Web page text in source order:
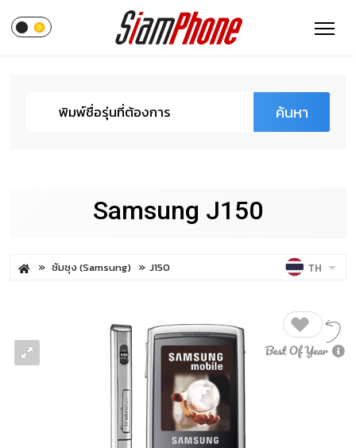
ค้นหา
Samsung J150
ซัมซุง (Samsung) J150 TH